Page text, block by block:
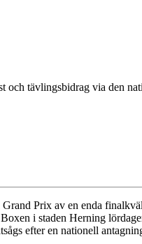
tävlingsbidrag via den
Prix av en enda
i staden Herning
efter en nationell